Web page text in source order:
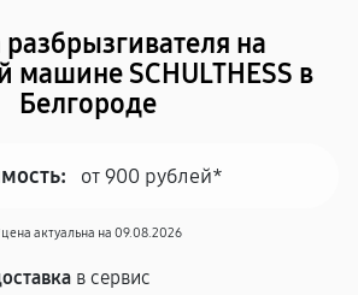
на
машине SCHULTHESS в
Белгороде
от 900 рублей*
актуальна на 09.08.2026
в сервис